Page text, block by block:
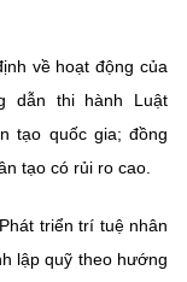
và Công nghệ.
Du, TP. Hà Nội
Nghệ
lại thông tin từ
về hoạt động của
dẫn thi hành Luật
tạo quốc gia; đồng
tạo có rủi ro cao.
triển trí tuệ nhân
lập quỹ theo hướng